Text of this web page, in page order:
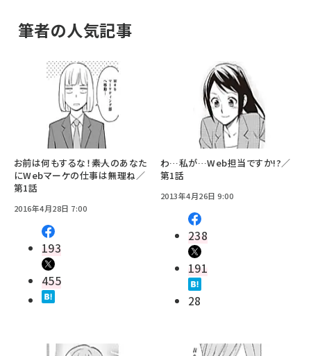
筆者の人気記事
お前は何もするな！――素人のあなた
にWebマーケの仕事は無理ね／
第1話
2016年4月28日 7:00
193
455
わ…私が…Web担当ですか!?／
第1話
2013年4月26日 9:00
238
191
28